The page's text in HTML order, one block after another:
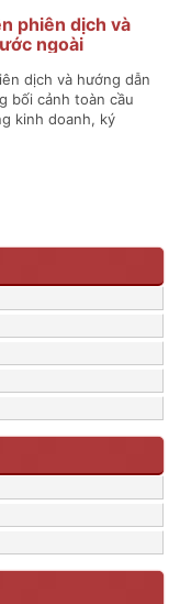
phiên dịch và
ngoài
dịch và hướng dẫn
bối cảnh toàn cầu
kinh doanh, ký